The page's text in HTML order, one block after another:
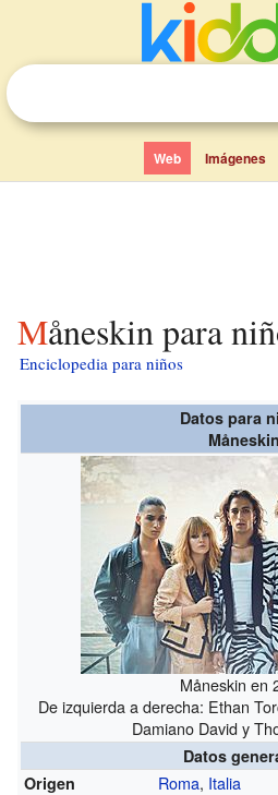
Web Imágenes
Måneskin para
Enciclopedia para niños
Datos para
Måneskin
Måneskin en
De izquierda a derecha: Ethan
Damiano David y
Datos
Origen
Roma, Italia